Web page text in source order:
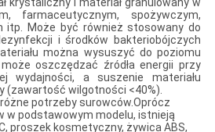
farmaceutycznym, spożywczym,
itp. Może być również stosowany do
i środków bakteriobójczych
można wysuszyć do poziomu
oszczędzać źródła energii przy
wydajności, a suszenie materiału
(zawartość wilgotności <40%).
potrzeby surowców.Oprócz
w podstawowym modelu, istnieją
proszek kosmetyczny, żywica ABS,